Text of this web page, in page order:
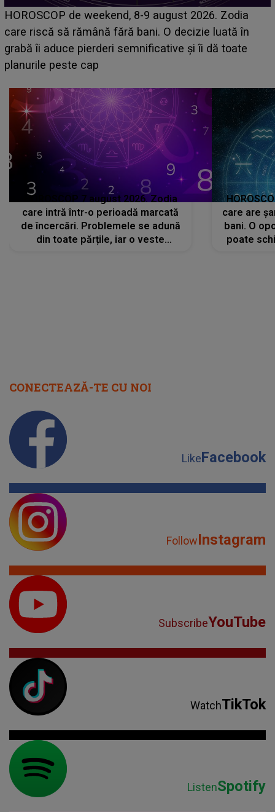
Emanuel a ținut ACEST DETALIU ASCUNS până
acum! În fața Alexandrei, concurentul din Casa Iubirii
face o MĂRTURISIRE NEAȘTEPTATĂ despre mama
sa: "I-am spus și ei în față, eu nu te iubesc pentru
HOROSCOP 7 august 2026. Zodia
care intră într-o perioadă marcată
de încercări. Problemele se adună
din toate părțile, iar o veste
care are
bani. O
poate
CONECTEAZĂ-TE CU NOI
LikeFacebook
FollowInstagram
SubscribeYouTube
WatchTikTok
ListenSpotify